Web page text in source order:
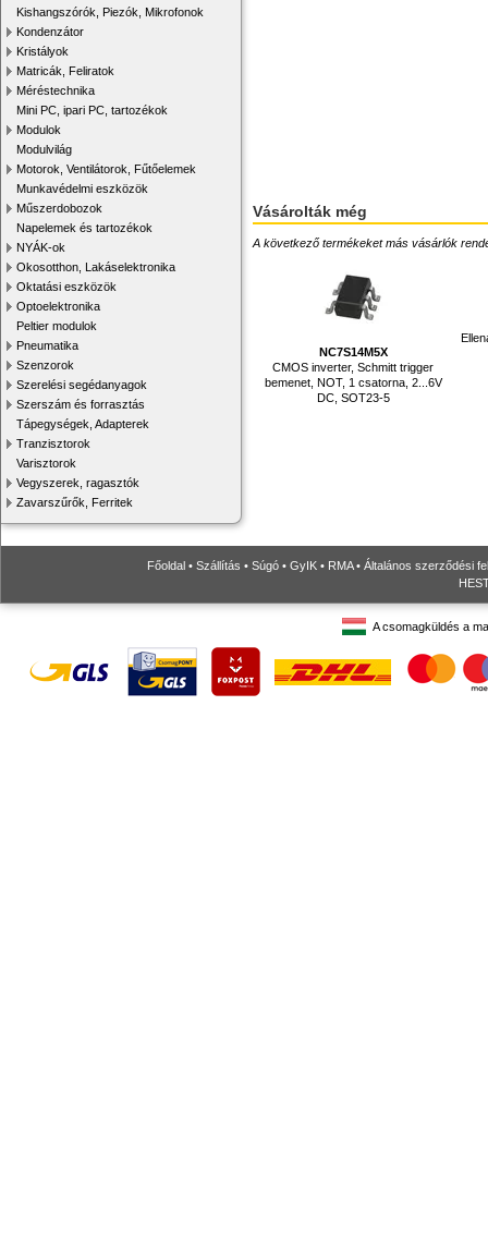
Kishangszórók, Piezók, Mikrofonok
Kondenzátor
Kristályok
Matricák, Feliratok
Méréstechnika
Mini PC, ipari PC, tartozékok
Modulok
Modulvilág
Motorok, Ventilátorok, Fűtőelemek
Munkavédelmi eszközök
Műszerdobozok
Napelemek és tartozékok
NYÁK-ok
Okosotthon, Lakáselektronika
Oktatási eszközök
Optoelektronika
Peltier modulok
Pneumatika
Szenzorok
Szerelési segédanyagok
Szerszám és forrasztás
Tápegységek, Adapterek
Tranzisztorok
Varisztorok
Vegyszerek, ragasztók
Zavarszűrők, Ferritek
Vásárolták még
A következő termékeket más vásárlók
NC7S14M5X
CMOS inverter, Schmitt trigger
bemenet, NOT, 1 csatorna, 2...6V
DC, SOT23-5
Főoldal • Szállítás • Súgó • GyIK • RMA• Általános szerződési
A csomagküldés a